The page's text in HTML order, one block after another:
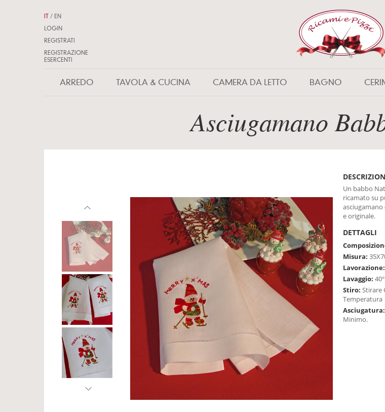
ARREDO TAVOLA & CUCINA CAMERA DA LETTO BAGNO
IT / EN
LOGIN
REGISTRATI
REGISTRAZIONE
ESERCENTI
Asciugamano
Un babbo
ricamato su
e originale.
DETTAGLI
Misura:
Lavorazione:
Lavaggio:
Stiro: Stirare
Temperatura
Asciugatura:
Minimo.